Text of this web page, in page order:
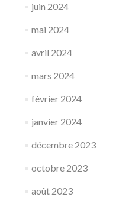
juin 2024
mai 2024
avril 2024
mars 2024
février 2024
janvier 2024
décembre 2023
octobre 2023
août 2023